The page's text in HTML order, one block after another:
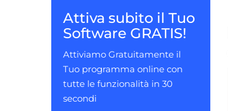
Attiva subito il Tuo
Software GRATIS!
Attiviamo Gratuitamente il
Tuo programma online con
tutte le funzionalità in 30
secondi